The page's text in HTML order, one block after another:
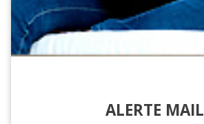
ALERTE MAIL